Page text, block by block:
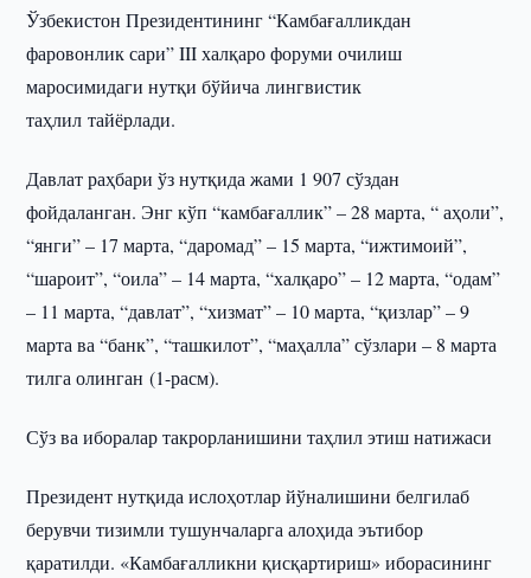
Ўзбекистон Президентининг “Камбағалликдан
фаровонлик сари” III халқаро форуми очилиш
маросимидаги нутқи бўйича лингвистик
таҳлил тайёрлади.
Давлат раҳбари ўз нутқида жами 1 907 сўздан
фойдаланган. Энг кўп “камбағаллик” – 28 марта, “ аҳоли”,
“янги” – 17 марта, “даромад” – 15 марта, “ижтимоий”,
“шароит”, “оила” – 14 марта, “халқаро” – 12 марта, “одам”
– 11 марта, “давлат”, “хизмат” – 10 марта, “қизлар” – 9
марта ва “банк”, “ташкилот”, “маҳалла” сўзлари – 8 марта
тилга олинган (1-расм).
Сўз ва иборалар такрорланишини таҳлил этиш натижаси
Президент нутқида ислоҳотлар йўналишини белгилаб
берувчи тизимли тушунчаларга алоҳида эътибор
қаратилди. «Камбағалликни қисқартириш» иборасининг